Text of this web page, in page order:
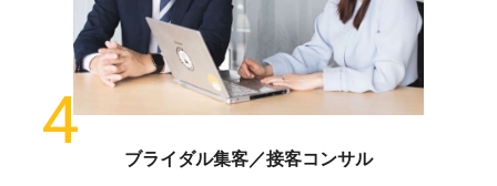
ブライダル集客／接客コンサル